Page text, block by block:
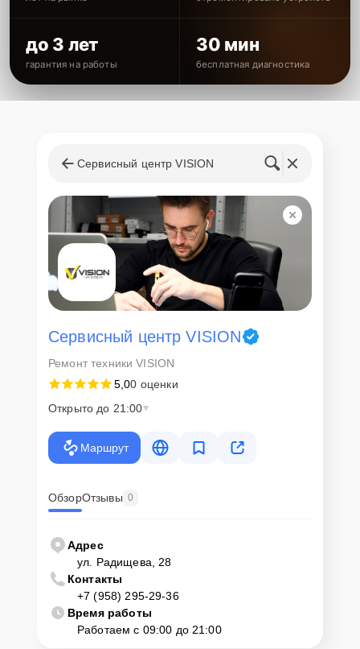
Мы стремимся сделать процесс ремонта максимально простым и
удобным для вас. Наши специалисты всегда готовы предоставить
подробную консультацию и помочь с любыми вопросами.
Мы заботимся о качестве вашей техники и вашем комфорте.
до 3 лет
гарантия на работы
30 мин
бесплатная диагностика
Сервисный центр VISION
Сервисный центр VISION
Ремонт техники VISION
5,00 оценки
Открыто до 21:00
Маршрут
ОбзорОтзывы 0
Адрес
ул. Радищева, 28
Контакты
+7 (958) 295-29-36
Время работы
Работаем с 09:00 до 21:00